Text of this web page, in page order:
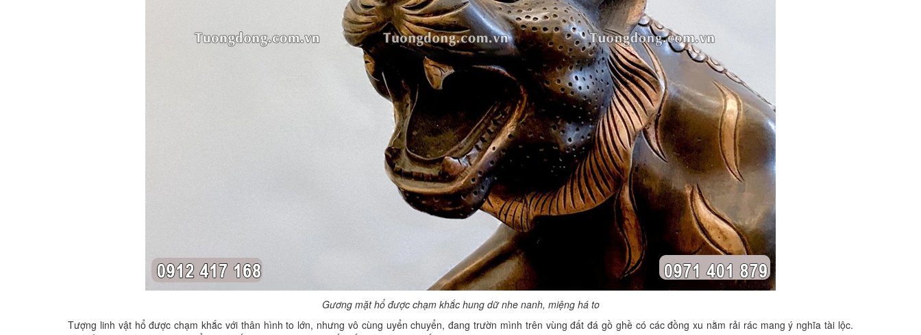
Gương mặt hổ được chạm khắc hung dữ nhe nanh, miệng há to
Tượng linh vật hổ được chạm khắc với thân hình to lớn, nhưng vô cùng uyển chuyển, đang trườn mình trên vùng đất đá gồ ghề có các đồng xu nằm rải rác mang ý nghĩa tài lộc.